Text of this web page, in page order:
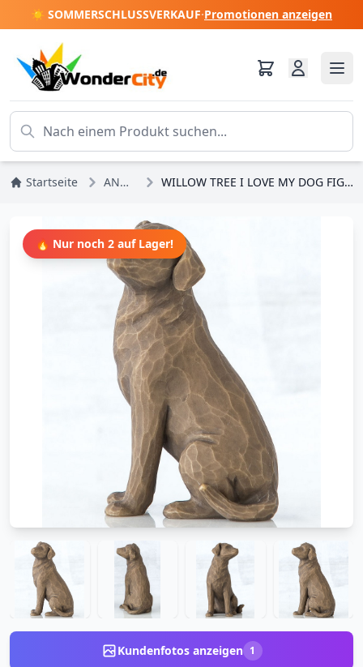
☀️ SOMMERSCHLUSSVERKAUF·Promotionen anzeigen
Startseite ANGEBOTE WILLOW TREE I LOVE MY DOG FIGUR (DUNKLE VERSION)
🔥 Nur noch 2 auf Lager!
Kundenfotos anzeigen 1